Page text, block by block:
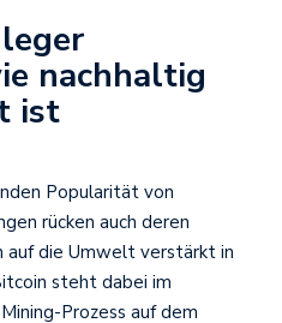
nachhaltig
ist
Popularität von
rücken auch deren
auf die Umwelt verstärkt in
steht dabei im
Prozess auf dem